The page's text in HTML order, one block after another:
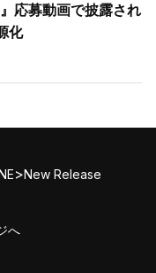
応募動画で披露され
化
>New Release
へ